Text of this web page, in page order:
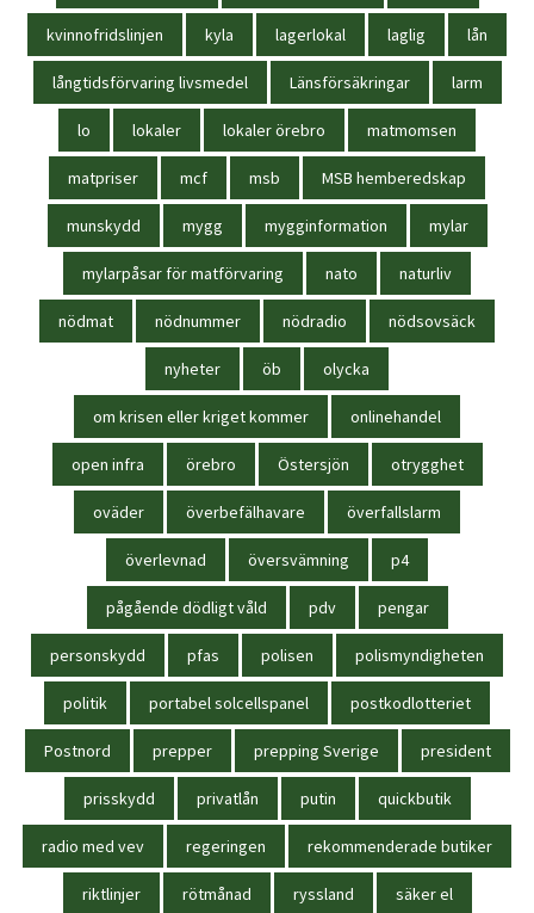
kvinnofridslinjen kyla lagerlokal laglig lån
långtidsförvaring livsmedel Länsförsäkringar larm
lo lokaler lokaler örebro matmomsen
matpriser mcf msb MSB hemberedskap
munskydd mygg mygginformation mylar
mylarpåsar för matförvaring nato naturliv
nödmat nödnummer nödradio nödsovsäck
nyheter öb olycka
om krisen eller kriget kommer onlinehandel
open infra örebro Östersjön otrygghet
oväder överbefälhavare överfallslarm
överlevnad översvämning p4
pågående dödligt våld pdv pengar
personskydd pfas polisen polismyndigheten
politik portabel solcellspanel postkodlotteriet
Postnord prepper prepping Sverige president
prisskydd privatlån putin quickbutik
radio med vev regeringen rekommenderade butiker
riktlinjer rötmånad ryssland säker el